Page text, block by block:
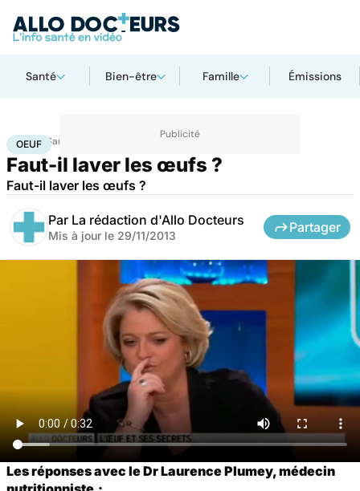
Santé Bien-être Famille Émissions
Accueil Santé
OEUF
Faut-il laver les œufs ?
Faut-il laver les œufs ?
Par La rédaction d'Allo Docteurs
Mis à jour le 29/11/2013
Partager
Les réponses avec le Dr Laurence Plumey, médecin